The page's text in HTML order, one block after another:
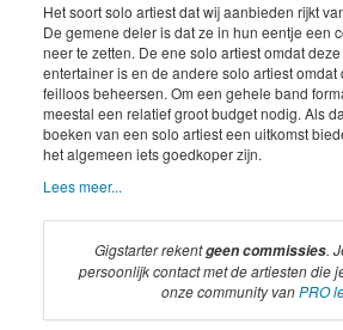
Het soort solo artiest dat wij aanbieden rijkt
De gemene deler is dat ze in hun eentje een
neer te zetten. De ene solo artiest omdat
entertainer is en de andere solo artiest
feilloos beheersen. Om een gehele band
meestal een relatief groot budget nodig. Als
boeken van een solo artiest een uitkomst
het algemeen iets goedkoper zijn.
Lees meer...
Gigstarter rekentgeen commissies.
persoonlijk contact met de artiesten die
onze community vanPRO